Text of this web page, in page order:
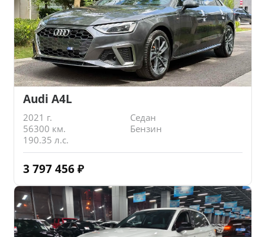
Audi A4L
2021 г.
Седан
56300 км.
Бензин
190.35 л.с.
3 797 456 ₽